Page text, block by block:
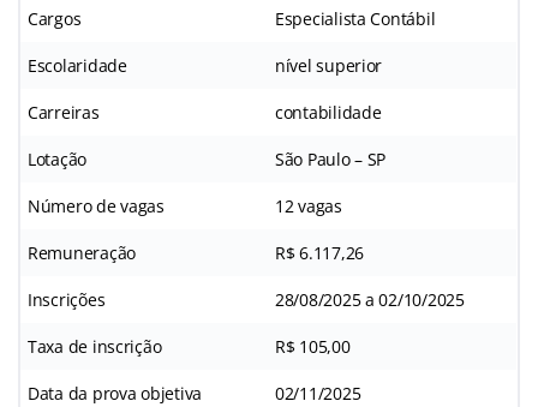
Cargos Especialista Contábil
Escolaridade nível superior
Carreiras contabilidade
Lotação São Paulo – SP
Número de vagas 12 vagas
Remuneração R$ 6.117,26
Inscrições 28/08/2025 a 02/10/2025
Taxa de inscrição R$ 105,00
Data da prova objetiva 02/11/2025